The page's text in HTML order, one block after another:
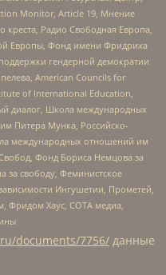
Monitor, Article 19, Мнение
Радио Свободная Европа,
Европы, Фонд имени Фридриха
гендерной демократии
American Councils for
of International Education,
диалог, Школа международных
Питера Мунка, Российско-
международных отношений им
Фонд Бориса Немцова за
свободу, Феминистское
Ингушетии, Прометей,
Фридом Хаус, СОТА медиа,
documents/7756/ данные